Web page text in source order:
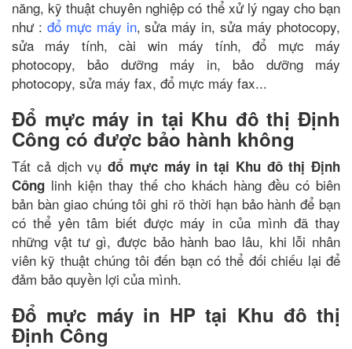
năng, kỹ thuật chuyên nghiệp có thể xử lý ngay cho bạn
như : đổ mực máy in, sửa máy in, sửa máy photocopy,
sửa máy tính, cài win máy tính, đổ mực máy
photocopy, bảo dưỡng máy in, bảo dưỡng máy
photocopy, sửa máy fax, đổ mực máy fax...
Đổ mực máy in tại Khu đô thị Định
Công có được bảo hành không
Tất cả dịch vụ đổ mực máy in tại Khu đô thị Định
Công linh kiện thay thế cho khách hàng đều có biên
bản bàn giao chúng tôi ghi rõ thời hạn bảo hành để bạn
có thể yên tâm biết được máy in của mình đã thay
những vật tư gì, được bảo hành bao lâu, khi lỗi nhân
viên kỹ thuật chúng tôi đến bạn có thể đối chiếu lại để
đảm bảo quyền lợi của mình.
Đổ mực máy in HP tại Khu đô thị
Định Công